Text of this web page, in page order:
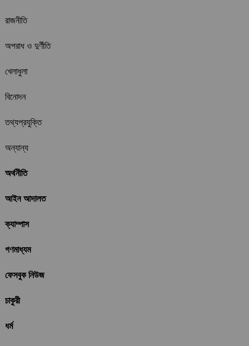
রাজনীতি
অপরাধ ও দুর্ণীতি
খেলাধুলা
বিনোদন
তথ্যপ্রযুক্তি
অন্যান্য
অর্থনীতি
আইন আদালত
ক্যাম্পাস
গণমাধ্যম
ফেসবুক নিউজ
চাকুরী
ধর্ম